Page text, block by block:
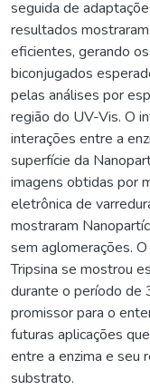
seguida de
resultados
eficientes, gerando
biconjugados
pelas análises por
região do UV-Vis. O
interações entre a
superfície da
imagens obtidas por
eletrônica de
mostraram
sem aglomerações.
Tripsina se mostrou
durante o período de
promissor para o
futuras aplicações
entre a enzima e seu
substrato.